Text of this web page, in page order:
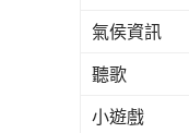
氣侯資訊
聽歌
小遊戲